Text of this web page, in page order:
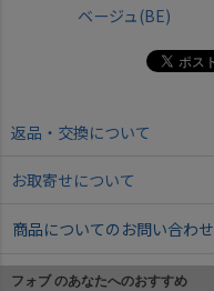
ベージュ(BE)
返品・交換について
お取寄せについて
商品についてのお問い合わせ
フォブ のあなたへのおすすめ